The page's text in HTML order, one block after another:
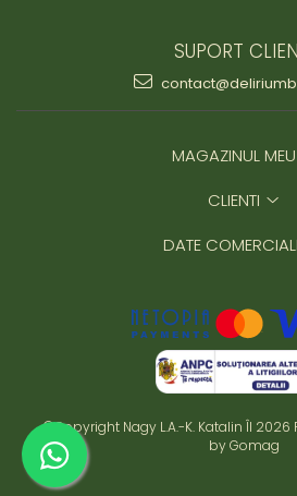
SUPORT
MAGAZINUL MEU
CLIENTI
DATE
©Copyright Nagy L.A.-K. Katalin ÎI 2026
by Gomag